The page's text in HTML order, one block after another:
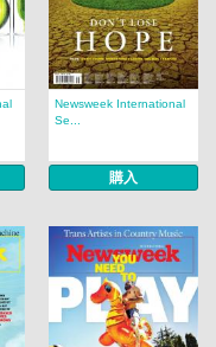
Newsweek International
Se...
購入